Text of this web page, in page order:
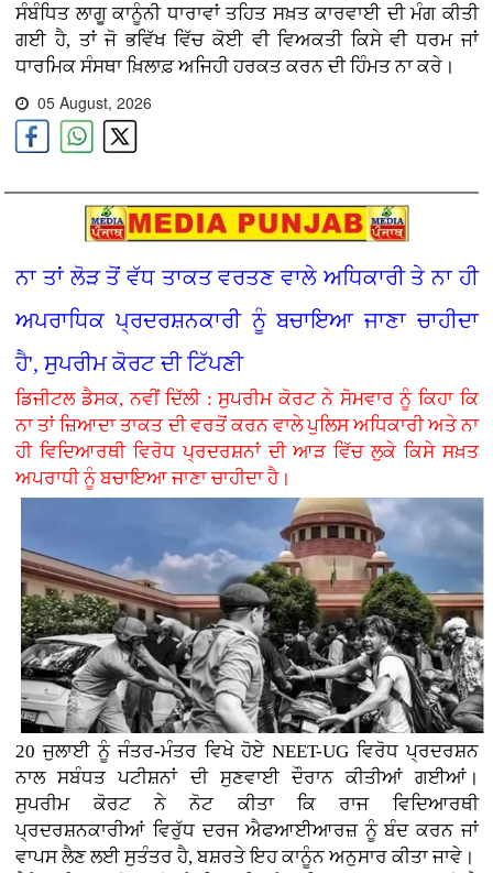
ਸੰਬੰਧਿਤ ਲਾਗੂ ਕਾਨੂੰਨੀ ਧਾਰਾਵਾਂ ਤਹਿਤ ਸਖ਼ਤ ਕਾਰਵਾਈ ਦੀ ਮੰਗ ਕੀਤੀ
ਗਈ ਹੈ, ਤਾਂ ਜੋ ਭਵਿੱਖ ਵਿੱਚ ਕੋਈ ਵੀ ਵਿਅਕਤੀ ਕਿਸੇ ਵੀ ਧਰਮ ਜਾਂ
ਧਾਰਮਿਕ ਸੰਸਥਾ ਖ਼ਿਲਾਫ਼ ਅਜਿਹੀ ਹਰਕਤ ਕਰਨ ਦੀ ਹਿੰਮਤ ਨਾ ਕਰੇ।
05 August, 2026
ਨਾ ਤਾਂ ਲੋੜ ਤੋਂ ਵੱਧ ਤਾਕਤ ਵਰਤਣ ਵਾਲੇ ਅਧਿਕਾਰੀ ਤੇ ਨਾ ਹੀ
ਅਪਰਾਧਿਕ ਪ੍ਰਦਰਸ਼ਨਕਾਰੀ ਨੂੰ ਬਚਾਇਆ ਜਾਣਾ ਚਾਹੀਦਾ
ਹੈ', ਸੁਪਰੀਮ ਕੋਰਟ ਦੀ ਟਿੱਪਣੀ
ਡਿਜੀਟਲ ਡੈਸਕ, ਨਵੀਂ ਦਿੱਲੀ : ਸੁਪਰੀਮ ਕੋਰਟ ਨੇ ਸੋਮਵਾਰ ਨੂੰ ਕਿਹਾ ਕਿ
ਨਾ ਤਾਂ ਜ਼ਿਆਦਾ ਤਾਕਤ ਦੀ ਵਰਤੋਂ ਕਰਨ ਵਾਲੇ ਪੁਲਿਸ ਅਧਿਕਾਰੀ ਅਤੇ ਨਾ
ਹੀ ਵਿਦਿਆਰਥੀ ਵਿਰੋਧ ਪ੍ਰਦਰਸ਼ਨਾਂ ਦੀ ਆੜ ਵਿੱਚ ਲੁਕੇ ਕਿਸੇ ਸਖ਼ਤ
ਅਪਰਾਧੀ ਨੂੰ ਬਚਾਇਆ ਜਾਣਾ ਚਾਹੀਦਾ ਹੈ।
20 ਜੁਲਾਈ ਨੂੰ ਜੰਤਰ-ਮੰਤਰ ਵਿਖੇ ਹੋਏ NEET-UG ਵਿਰੋਧ ਪ੍ਰਦਰਸ਼ਨ
ਨਾਲ ਸਬੰਧਤ ਪਟੀਸ਼ਨਾਂ ਦੀ ਸੁਣਵਾਈ ਦੌਰਾਨ ਕੀਤੀਆਂ ਗਈਆਂ।
ਸੁਪਰੀਮ ਕੋਰਟ ਨੇ ਨੋਟ ਕੀਤਾ ਕਿ ਰਾਜ ਵਿਦਿਆਰਥੀ
ਪ੍ਰਦਰਸ਼ਨਕਾਰੀਆਂ ਵਿਰੁੱਧ ਦਰਜ ਐਫਆਈਆਰਜ਼ ਨੂੰ ਬੰਦ ਕਰਨ ਜਾਂ
ਵਾਪਸ ਲੈਣ ਲਈ ਸੁਤੰਤਰ ਹੈ, ਬਸ਼ਰਤੇ ਇਹ ਕਾਨੂੰਨ ਅਨੁਸਾਰ ਕੀਤਾ ਜਾਵੇ।